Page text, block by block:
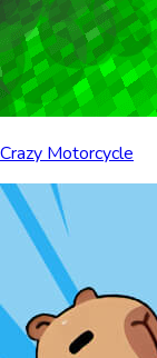
Crazy Motorcycle